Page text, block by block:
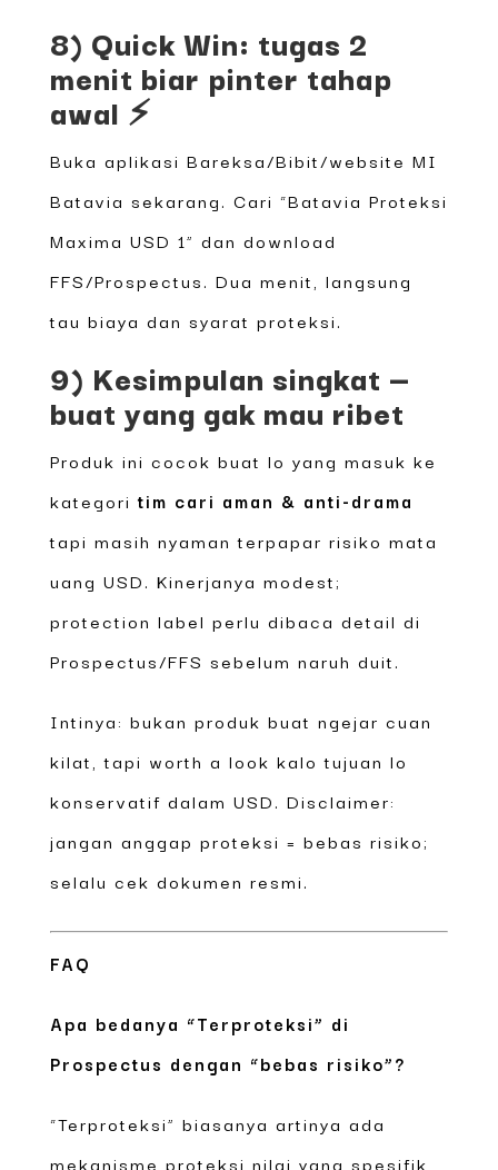
8) Quick Win: tugas 2
menit biar pinter tahap
awal ⚡
Buka aplikasi Bareksa/Bibit/website MI
Batavia sekarang. Cari “Batavia Proteksi
Maxima USD 1” dan download
FFS/Prospectus. Dua menit, langsung
tau biaya dan syarat proteksi.
9) Kesimpulan singkat —
buat yang gak mau ribet
Produk ini cocok buat lo yang masuk ke
kategoritim cari aman & anti-drama
tapi masih nyaman terpapar risiko mata
uang USD. Kinerjanya modest;
protection label perlu dibaca detail di
Prospectus/FFS sebelum naruh duit.
Intinya: bukan produk buat ngejar cuan
kilat, tapi worth a look kalo tujuan lo
konservatif dalam USD. Disclaimer:
jangan anggap proteksi = bebas risiko;
selalu cek dokumen resmi.
FAQ
Apa bedanya “Terproteksi” di
Prospectus dengan “bebas risiko”?
“Terproteksi” biasanya artinya ada
mekanisme proteksi nilai yang spesifik